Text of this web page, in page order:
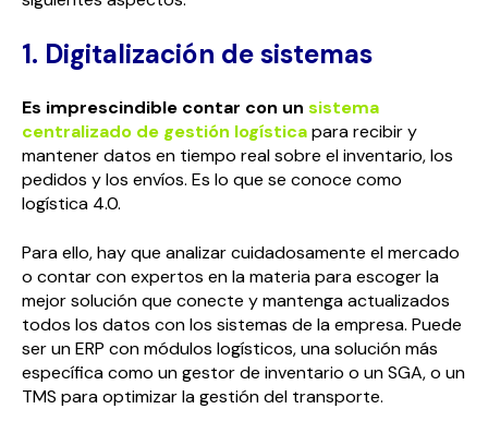
1. Digitalización de sistemas
Es imprescindible contar con un sistema
centralizado de gestión logísticapara recibir y
mantener datos en tiempo real sobre el inventario, los
pedidos y los envíos. Es lo que se conoce como
logística 4.0.
Para ello, hay que analizar cuidadosamente el mercado
o contar con expertos en la materia para escoger la
mejor solución que conecte y mantenga actualizados
todos los datos con los sistemas de la empresa. Puede
ser un ERP con módulos logísticos, una solución más
específica como un gestor de inventario o un SGA, o un
TMS para optimizar la gestión del transporte.